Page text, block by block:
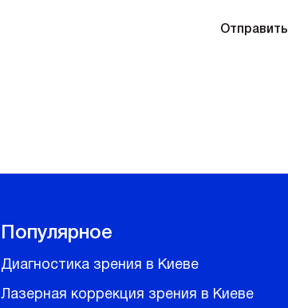
Отправить
Популярное
Диагностика зрения в Киеве
Лазерная коррекция зрения в Киеве